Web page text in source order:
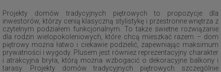
Projekty domów tradycyjnych piętrowych to propozycje dla
inwestorów, którzy cenią klasyczną stylistykę i przestronne wnętrza z
czytelnym podziałem funkcjonalnym. To także świetne rozwiązanie
dla rodzin wielopokoleniowych, które chcą mieszkać razem – dom
piętrowy można łatwo i ciekawie podzielić, zapewniając maksimum
prywatności i wygody. Plusem jest również reprezentacyjny charakter
i atrakcyjna bryła, którą można wzbogacić o dekoracyjne balkony i
tarasy. Projekty domów tradycyjnych piętrowych szczególnie